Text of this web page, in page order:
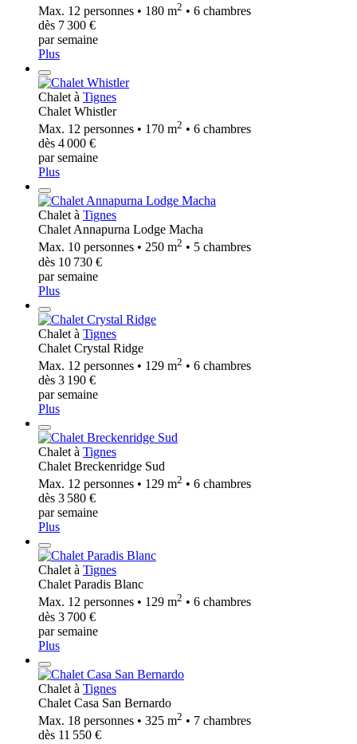
Max. 12 personnes • 180 m2 • 6 chambres
dès 7 300 €
par semaine
Plus
Chalet à Tignes
Chalet Whistler
Max. 12 personnes • 170 m2 • 6 chambres
dès 4 000 €
par semaine
Plus
Chalet à Tignes
Chalet Annapurna Lodge Macha
Max. 10 personnes • 250 m2 • 5 chambres
dès 10 730 €
par semaine
Plus
Chalet à Tignes
Chalet Crystal Ridge
Max. 12 personnes • 129 m2 • 6 chambres
dès 3 190 €
par semaine
Plus
Chalet à Tignes
Chalet Breckenridge Sud
Max. 12 personnes • 129 m2 • 6 chambres
dès 3 580 €
par semaine
Plus
Chalet à Tignes
Chalet Paradis Blanc
Max. 12 personnes • 129 m2 • 6 chambres
dès 3 700 €
par semaine
Plus
Chalet à Tignes
Chalet Casa San Bernardo
Max. 18 personnes • 325 m2 • 7 chambres
dès 11 550 €